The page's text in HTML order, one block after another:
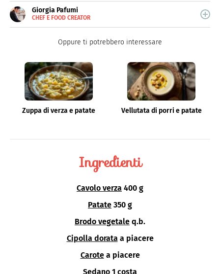
Giorgia Pafumi
CHEF E FOOD CREATOR
Giorgia Pafumi è una "chef creator" che crea ricette
Oppure ti potrebbero interessare
Zuppa di verza e patate Vellutata di porri e patate
Ingredienti
Cavolo verza 400 g
Patate 350 g
Brodo vegetale q.b.
Cipolla dorata a piacere
Carote a piacere
Sedano 1 costa